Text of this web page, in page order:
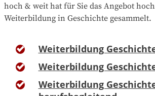
hoch & weit hat für Sie das Angebot
Weiterbildung in Geschichte gesammelt.
Weiterbildung
Weiterbildung
Weiterbildung